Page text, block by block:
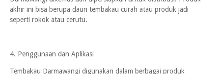
akhir ini bisa berupa daun tembakau curah atau produk jadi
seperti rokok atau cerutu.
4. Penggunaan dan Aplikasi
Tembakau Darmawangi digunakan dalam berbagai produk